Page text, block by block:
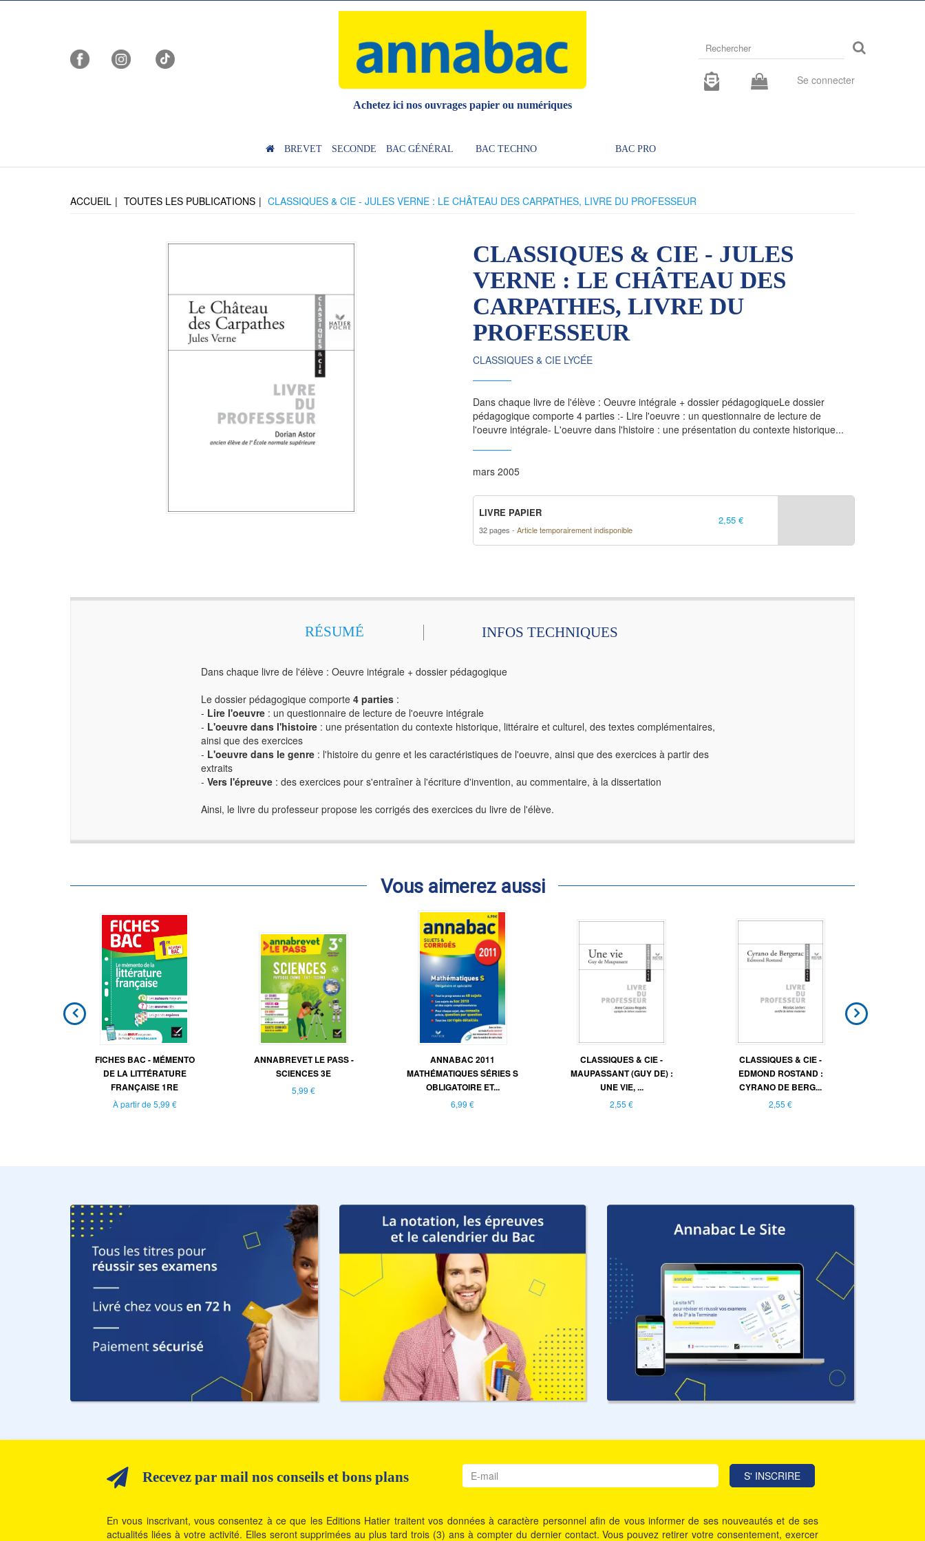
Achetez ici nos ouvrages papier ou numériques
le
site
Se connecter
BREVET SECONDE BAC GÉNÉRAL BAC TECHNO BAC PRO
ACCUEIL TOUTES LES PUBLICATIONS CLASSIQUES & CIE - JULES VERNE : LE CHÂTEAU DES CARPATHES, LIVRE DU PROFESSEUR
CLASSIQUES & CIE - JULES
VERNE : LE CHÂTEAU DES
CARPATHES, LIVRE DU
PROFESSEUR
CLASSIQUES & CIE LYCÉE
Dans chaque livre de l'élève : Oeuvre intégrale + dossier pédagogiqueLe dossier
pédagogique comporte 4 parties :- Lire l'oeuvre : un questionnaire de lecture de
l'oeuvre intégrale- L'oeuvre dans l'histoire : une présentation du contexte historique...
mars 2005
LIVRE PAPIER
32 pages Article temporairement indisponible
2,55 €
RÉSUMÉ INFOS TECHNIQUES
Dans chaque livre de l'élève : Oeuvre intégrale + dossier pédagogique
Le dossier pédagogique comporte 4 parties :
- Lire l'oeuvre : un questionnaire de lecture de l'oeuvre intégrale
- L'oeuvre dans l'histoire : une présentation du contexte historique, littéraire et culturel, des textes complémentaires,
ainsi que des exercices
- L'oeuvre dans le genre : l'histoire du genre et les caractéristiques de l'oeuvre, ainsi que des exercices à partir des
extraits
- Vers l'épreuve : des exercices pour s'entraîner à l'écriture d'invention, au commentaire, à la dissertation
Ainsi, le livre du professeur propose les corrigés des exercices du livre de l'élève.
Vous aimerez aussi
FICHES BAC - MÉMENTO
DE LA LITTÉRATURE
FRANÇAISE 1RE
À partir de 5,99 €
ANNABREVET LE PASS -
SCIENCES 3E
5,99 €
ANNABAC 2011
MATHÉMATIQUES SÉRIES S
OBLIGATOIRE ET...
6,99 €
CLASSIQUES & CIE -
MAUPASSANT (GUY DE) :
UNE VIE, ...
2,55 €
CLASSIQUES & CIE -
EDMOND ROSTAND :
CYRANO DE BERG...
2,55 €
Recevez par mail nos conseils et bons plans
En vous inscrivant, vous consentez à ce que les Editions Hatier traitent vos données à caractère personnel afin de vous informer de ses nouveautés et de ses
actualités liées à votre activité. Elles seront supprimées au plus tard trois (3) ans à compter du dernier contact. Vous pouvez retirer votre consentement, exercer